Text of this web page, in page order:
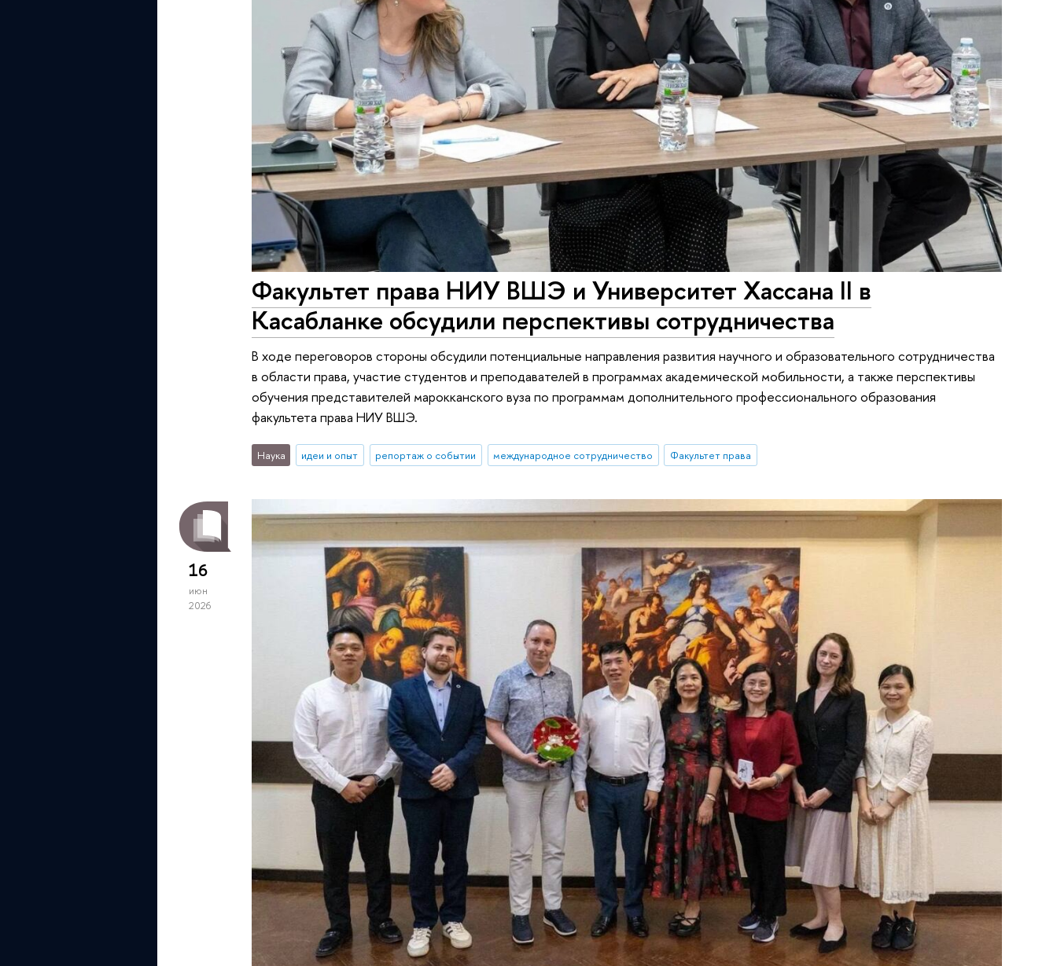
Факультет права НИУ ВШЭ и Университет Хассана II в
Касабланке обсудили перспективы сотрудничества
В ходе переговоров стороны обсудили потенциальные направления развития научного и образовательного сотрудничества
в области права, участие студентов и преподавателей в программах академической мобильности, а также перспективы
обучения представителей марокканского вуза по программам дополнительного профессионального образования
факультета права НИУ ВШЭ.
Наука идеи и опыт репортаж о событии международное сотрудничество Факультет права
16
июн
2026